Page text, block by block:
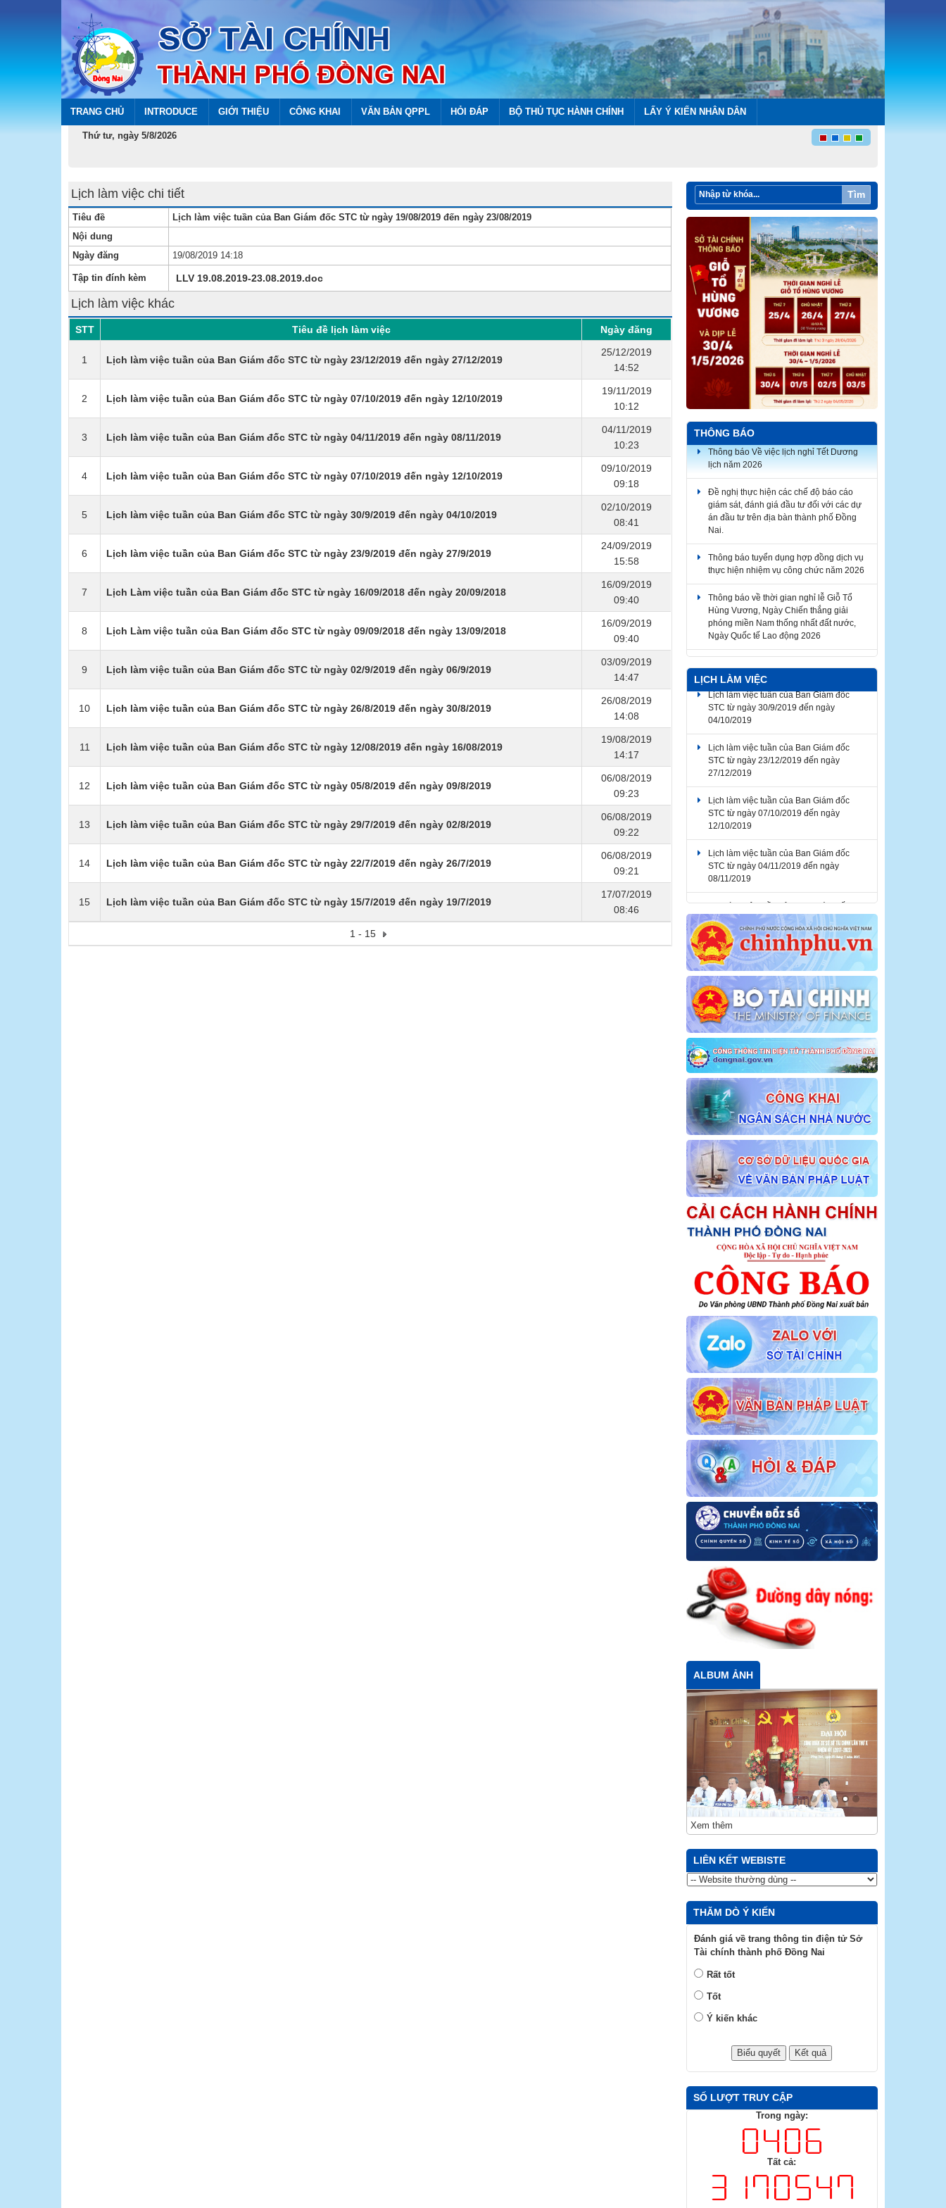
TRANG CHỦ INTRODUCE GIỚI THIỆU CÔNG KHAI VĂN BẢN QPPL HỎI ĐÁP BỘ THỦ TỤC HÀNH CHÍNH LẤY Ý KIẾN NHÂN DÂN
Thứ tư, ngày 5/8/2026
Tìm
Lịch làm việc chi tiết
Tiêu đề
Lịch làm việc tuần của Ban Giám đốc STC từ ngày 19/08/2019 đến ngày 23/08/2019
Nội dung
Ngày đăng
19/08/2019 14:18
Tập tin đính kèm LLV 19.08.2019-23.08.2019.doc
Lịch làm việc khác
STT Tiêu đề lịch làm việc Ngày đăng
1 Lịch làm việc tuần của Ban Giám đốc STC từ ngày 23/12/2019 đến ngày 27/12/2019
25/12/2019
14:52
2 Lịch làm việc tuần của Ban Giám đốc STC từ ngày 07/10/2019 đến ngày 12/10/2019
19/11/2019
10:12
3 Lịch làm việc tuần của Ban Giám đốc STC từ ngày 04/11/2019 đến ngày 08/11/2019
04/11/2019
10:23
4 Lịch làm việc tuần của Ban Giám đốc STC từ ngày 07/10/2019 đến ngày 12/10/2019
09/10/2019
09:18
5 Lịch làm việc tuần của Ban Giám đốc STC từ ngày 30/9/2019 đến ngày 04/10/2019
02/10/2019
08:41
6 Lịch làm việc tuần của Ban Giám đốc STC từ ngày 23/9/2019 đến ngày 27/9/2019
24/09/2019
15:58
7 Lịch Làm việc tuần của Ban Giám đốc STC từ ngày 16/09/2018 đến ngày 20/09/2018
16/09/2019
09:40
8 Lịch Làm việc tuần của Ban Giám đốc STC từ ngày 09/09/2018 đến ngày 13/09/2018
16/09/2019
09:40
9 Lịch làm việc tuần của Ban Giám đốc STC từ ngày 02/9/2019 đến ngày 06/9/2019
03/09/2019
14:47
10 Lịch làm việc tuần của Ban Giám đốc STC từ ngày 26/8/2019 đến ngày 30/8/2019
26/08/2019
14:08
11 Lịch làm việc tuần của Ban Giám đốc STC từ ngày 12/08/2019 đến ngày 16/08/2019
19/08/2019
14:17
12 Lịch làm việc tuần của Ban Giám đốc STC từ ngày 05/8/2019 đến ngày 09/8/2019
06/08/2019
09:23
13 Lịch làm việc tuần của Ban Giám đốc STC từ ngày 29/7/2019 đến ngày 02/8/2019
06/08/2019
09:22
14 Lịch làm việc tuần của Ban Giám đốc STC từ ngày 22/7/2019 đến ngày 26/7/2019
06/08/2019
09:21
15 Lịch làm việc tuần của Ban Giám đốc STC từ ngày 15/7/2019 đến ngày 19/7/2019
17/07/2019
08:46
1 - 15
THÔNG BÁO
Thông báo Về việc lịch nghỉ Tết Dương
lịch năm 2026
Đề nghị thực hiện các chế độ báo cáo
giám sát, đánh giá đầu tư đối với các dự
án đầu tư trên địa bàn thành phố Đồng
Nai.
Thông báo tuyển dụng hợp đồng dịch vụ
thực hiện nhiệm vụ công chức năm 2026
Thông báo về thời gian nghỉ lễ Giỗ Tổ
Hùng Vương, Ngày Chiến thắng giải
phóng miền Nam thống nhất đất nước,
Ngày Quốc tế Lao động 2026
Thông báo về việc lịch nghỉ Tết Nguyên
đán Bính Ngọ năm 2026
LỊCH LÀM VIỆC
Lịch làm việc tuần của Ban Giám đốc
STC từ ngày 30/9/2019 đến ngày
04/10/2019
Lịch làm việc tuần của Ban Giám đốc
STC từ ngày 23/12/2019 đến ngày
27/12/2019
Lịch làm việc tuần của Ban Giám đốc
STC từ ngày 07/10/2019 đến ngày
12/10/2019
Lịch làm việc tuần của Ban Giám đốc
STC từ ngày 04/11/2019 đến ngày
08/11/2019
Lịch làm việc tuần của Ban Giám đốc
STC từ ngày 07/10/2019 đến ngày
12/10/2019
ALBUM ẢNH
Xem thêm
LIÊN KẾT WEBISTE
THĂM DÒ Ý KIẾN
Đánh giá về trang thông tin điện tử Sở
Tài chính thành phố Đồng Nai
Rất tốt
Tốt
Ý kiến khác
SỐ LƯỢT TRUY CẬP
Trong ngày:
Tất cả: